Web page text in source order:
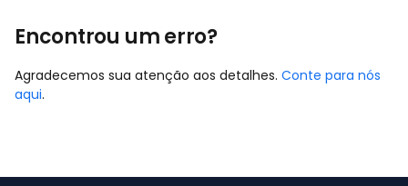
Encontrou um erro?
Agradecemos sua atenção aos detalhes. Conte para nós
aqui.